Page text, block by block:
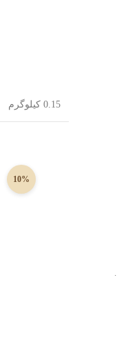
0.15 کیلوگرم
10%